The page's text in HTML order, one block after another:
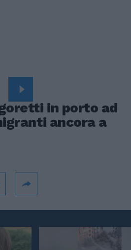
in porto ad
ancora a